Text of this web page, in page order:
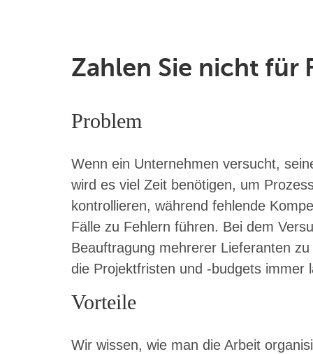
Zahlen Sie nicht für
Problem
Wenn ein Unternehmen versucht,
wird es viel Zeit benötigen, um
kontrollieren, während fehlende
Fälle zu Fehlern führen. Bei dem
Beauftragung mehrerer Lieferanten
die Projektfristen und -budgets immer
Vorteile
Wir wissen, wie man die Arbeit